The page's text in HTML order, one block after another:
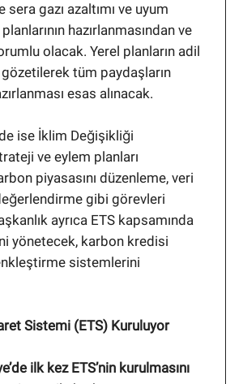
sera gazı azaltımı ve uyum
hazırlanmasından ve
olacak. Yerel planların adil
tüm paydaşların
esas alınacak.
ise İklim Değişikliği
ve eylem planları
piyasasını düzenleme, veri
gibi görevleri
ayrıca ETS kapsamında
yönetecek, karbon kredisi
sistemlerini
Sistemi (ETS) Kuruluyor
ilk kez ETS’nin kurulmasını